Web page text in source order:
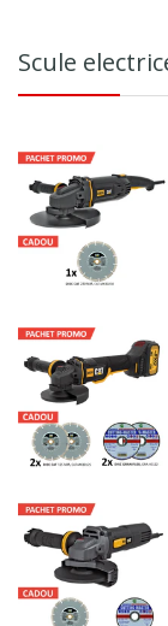
Sameday,
Courier
Scule